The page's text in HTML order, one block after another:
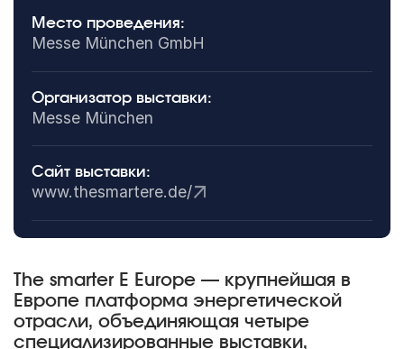
Место проведения:
Messe München GmbH
Организатор выставки:
Messe München
Сайт выставки:
www.thesmartere.de/
The smarter E Europe — крупнейшая в
Европе платформа энергетической
отрасли, объединяющая четыре
специализированные выставки,